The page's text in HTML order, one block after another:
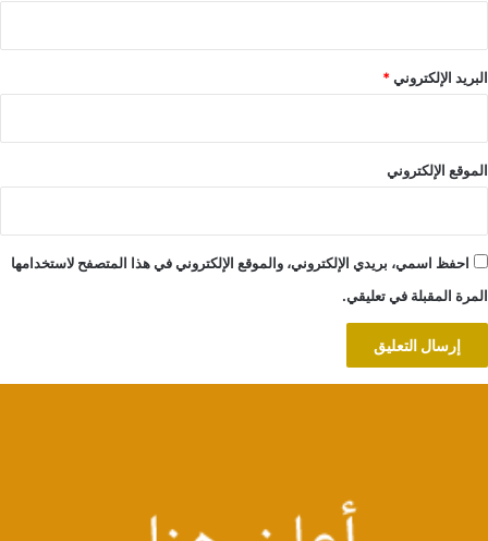
البريد الإلكتروني*
الموقع الإلكتروني
احفظ اسمي، بريدي الإلكتروني، والموقع الإلكتروني في هذا المتصفح لاستخدامها
المرة المقبلة في تعليقي.